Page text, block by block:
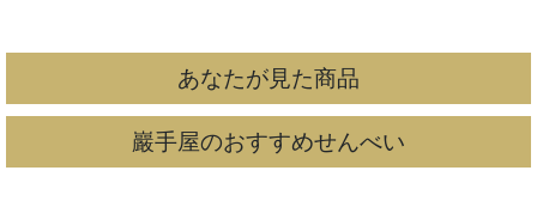
あなたが見た商品
巖手屋のおすすめせんべい